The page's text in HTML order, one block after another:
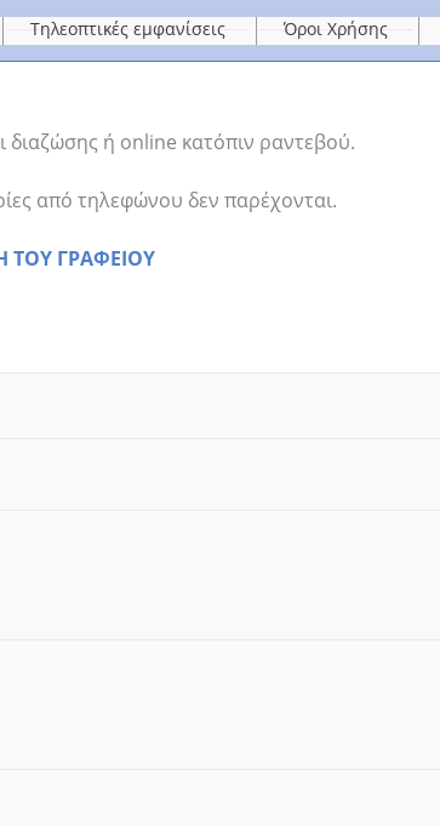
Τηλεοπτικές εμφανίσεις Όροι Χρήσης
διαζώσης ή online κατόπιν ραντεβού.
από τηλεφώνου δεν παρέχονται.
ΤΟΥ ΓΡΑΦΕΙΟΥ